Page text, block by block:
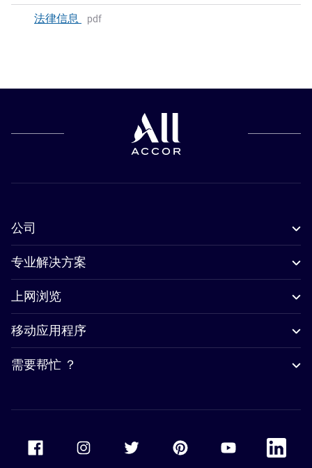
法律信息 pdf
公司
专业解决方案
上网浏览
移动应用程序
需要帮忙 ？
Accor Youtube
Accor